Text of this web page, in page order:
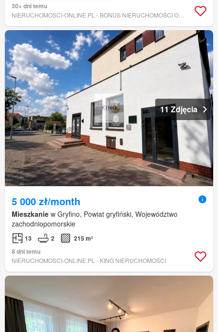
30+ dni temu
11 Zdjęcia
5 000 zł/month
Mieszkanie w Gryfino, Powiat gryfiński, Województwo
zachodniopomorskie
13 2
215 m²
8 dni temu
NIERUCHOMOSCI-ONLINE.PL - KING NIERUCHOMOŚCI